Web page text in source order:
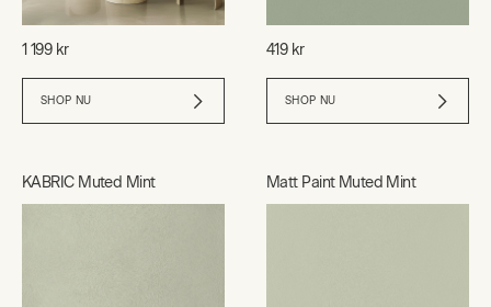
1 199 kr
SHOP NU
419 kr
SHOP NU
KABRIC Muted Mint Matt Paint Muted Mint